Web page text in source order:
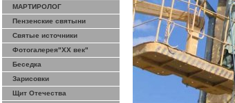
МАРТИРОЛОГ
Пензенские святыни
Святые источники
Фотогалерея"ХХ век"
Беседка
Зарисовки
Щит Отечества